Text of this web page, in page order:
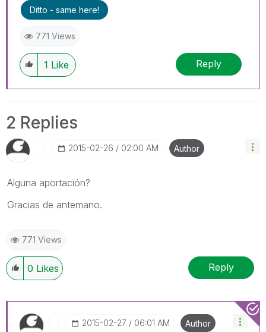
Ditto - same here!
771 Views
1 Like Reply
2 Replies
‎2015-02-26 02:00 AM Author
Alguna aportación?
Gracias de antemano.
771 Views
0 Likes Reply
‎2015-02-27 06:01 AM Author